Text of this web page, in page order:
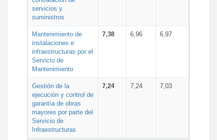
servicios y
suministros
Mantenimiento de
instalaciones e
infraestructuras por el
Servicio de
Mantenimiento
7,38 6,96 6,97
Gestión de la
ejecución y control de
garantía de obras
mayores por parte del
Servicio de
Infraestructuras
7,24 7,24 7,03